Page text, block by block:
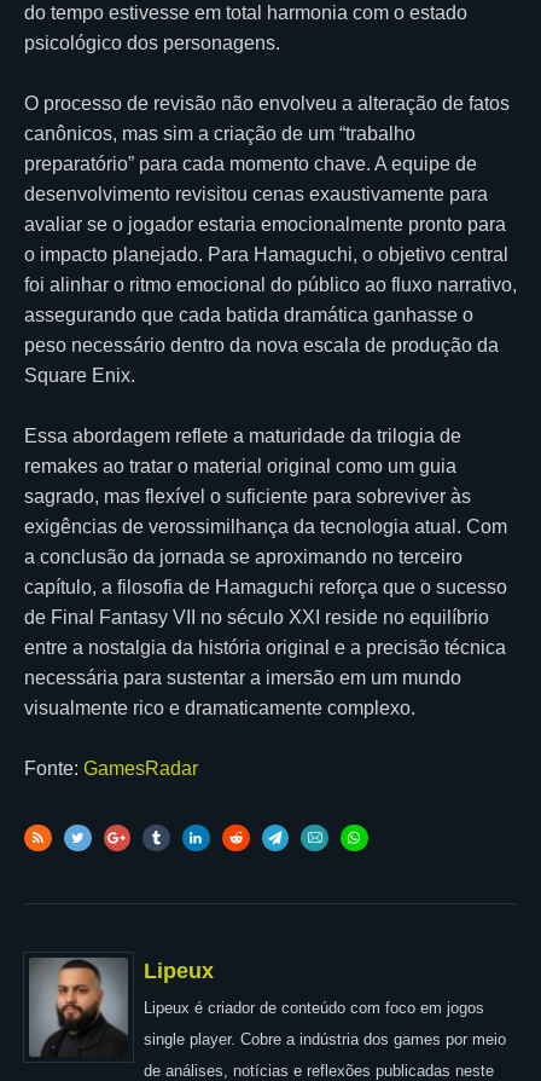
do tempo estivesse em total harmonia com o estado
psicológico dos personagens.
O processo de revisão não envolveu a alteração de fatos
canônicos, mas sim a criação de um “trabalho
preparatório” para cada momento chave. A equipe de
desenvolvimento revisitou cenas exaustivamente para
avaliar se o jogador estaria emocionalmente pronto para
o impacto planejado. Para Hamaguchi, o objetivo central
foi alinhar o ritmo emocional do público ao fluxo narrativo,
assegurando que cada batida dramática ganhasse o
peso necessário dentro da nova escala de produção da
Square Enix.
Essa abordagem reflete a maturidade da trilogia de
remakes ao tratar o material original como um guia
sagrado, mas flexível o suficiente para sobreviver às
exigências de verossimilhança da tecnologia atual. Com
a conclusão da jornada se aproximando no terceiro
capítulo, a filosofia de Hamaguchi reforça que o sucesso
de Final Fantasy VII no século XXI reside no equilíbrio
entre a nostalgia da história original e a precisão técnica
necessária para sustentar a imersão em um mundo
visualmente rico e dramaticamente complexo.
Fonte: GamesRadar
Lipeux
Lipeux é criador de conteúdo com foco em jogos
single player. Cobre a indústria dos games por meio
de análises, notícias e reflexões publicadas neste